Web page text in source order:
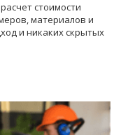
стоимости
материалов и
и никаких скрытых